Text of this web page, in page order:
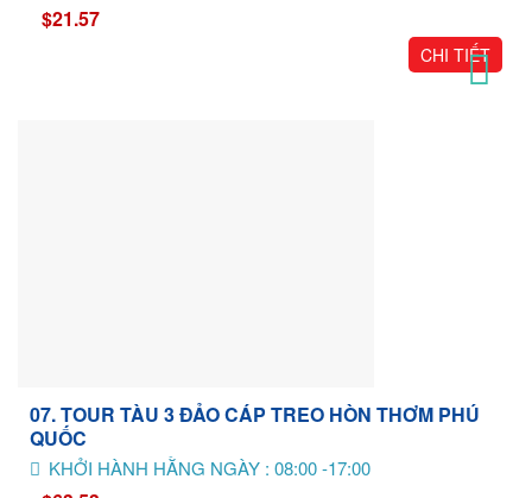
$21.57
CHI TIẾT
07. TOUR TÀU 3 ĐẢO CÁP TREO HÒN THƠM PHÚ
QUỐC
KHỞI HÀNH HẰNG NGÀY : 08:00 -17:00